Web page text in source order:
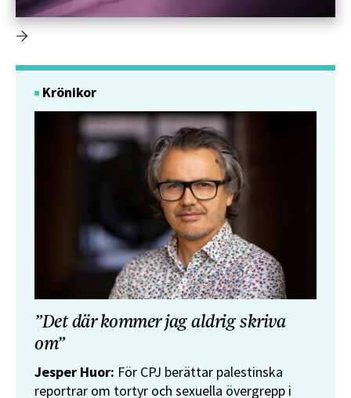
Krönikor
”Det där kommer jag aldrig skriva
om”
Jesper Huor: För CPJ berättar palestinska
reportrar om tortyr och sexuella övergrepp i